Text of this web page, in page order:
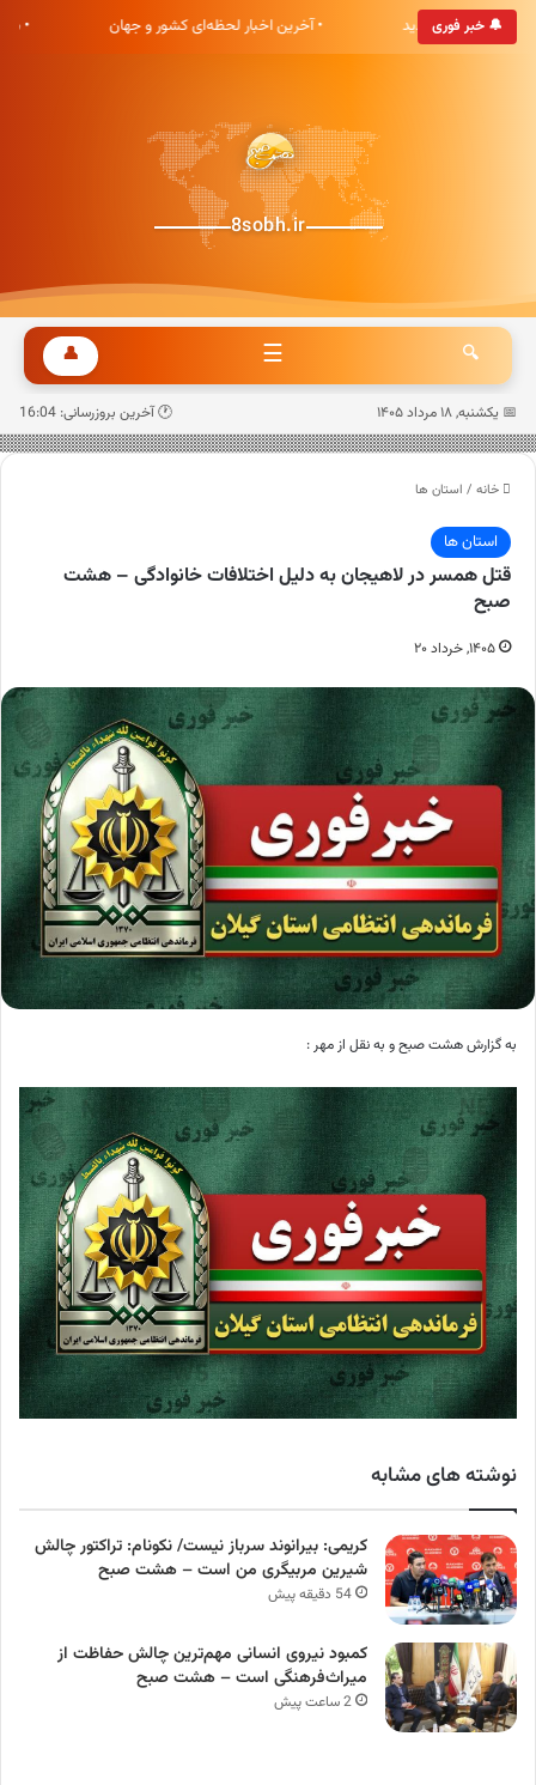
🔔 خبر فوری
هشت صبح خوش آمدید • آخرین اخبار لحظه‌ای کشور و جهان
8sobh.ir
🔍
☰
👤
📅 یکشنبه, ۱۸ مرداد ۱۴۰۵ 🕐 آخرین بروزرسانی: 16:04
خانه / استان ها
استان ها
قتل همسر در لاهیجان به‌ دلیل اختلافات خانوادگی – هشت
صبح
۱۴۰۵, خرداد ۲۰
به گزارش هشت صبح و به نقل از مهر :
نوشته های مشابه
کریمی: بیرانوند سرباز نیست/ نکونام: تراکتور چالش
شیرین مربیگری من است – هشت صبح
54 دقیقه پیش
کمبود نیروی انسانی مهم‌ترین چالش حفاظت از
میراث‌فرهنگی است – هشت صبح
2 ساعت پیش